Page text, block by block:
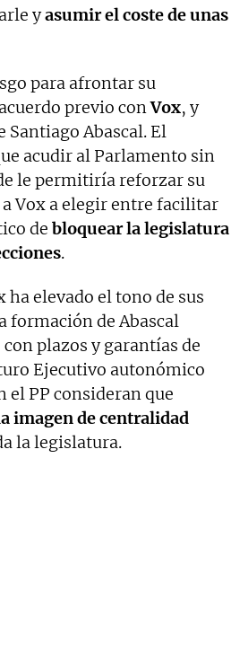
yasumir el coste de unas
para afrontar su
previo conVox, y
Abascal. El
acudir al Parlamento sin
le permitiría reforzar su
Vox a elegir entre facilitar
de bloquear la legislatura
.
ha elevado el tono de sus
formación de Abascal
con plazos y garantías de
Ejecutivo autonómico
el PP consideran que
imagen de centralidad
la legislatura.